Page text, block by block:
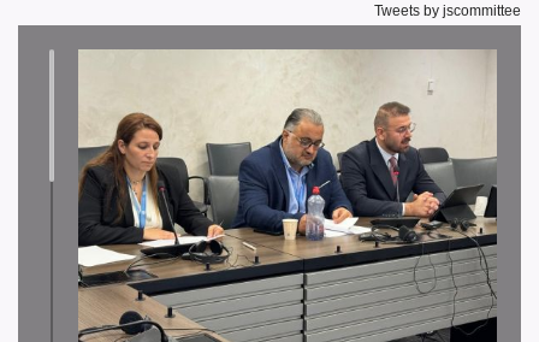
Tweets by jscommittee